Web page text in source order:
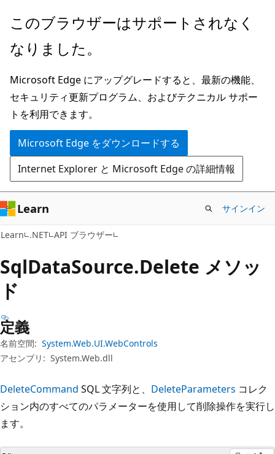
メ
ン
ン
テ
ン
ツ
に
ス
キ
ッ
プ
ペ
ジ
ナ
ビ
ゲ
ー
シ
ョ
ン
に
ス
キ
プ
このブラウザーはサポートされなく
なりました。
Microsoft Edge にアップグレードすると、最新の機能、
セキュリティ更新プログラム、およびテクニカル サポー
トを利用できます。
Microsoft Edge をダウンロードする
Internet Explorer と Microsoft Edge の詳細情報
Learn サインイン
Learn .NET API ブラウザー
SqlDataSource.Delete メソッ
ド
定義
名前空間: System.Web.UI.WebControls
アセンブリ: System.Web.dll
DeleteCommand SQL 文字列と、 DeleteParameters コレク
ション内のすべてのパラメーターを使用して削除操作を実行し
ます。